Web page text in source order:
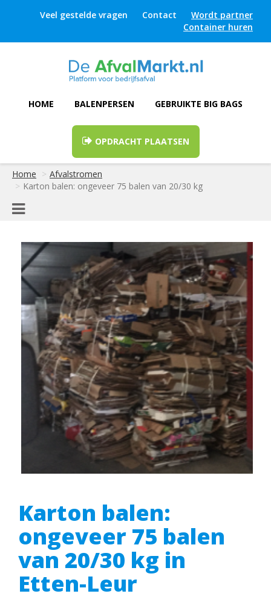
Veel gestelde vragen Contact
Wordt partner
Container huren
HOME BALENPERSEN GEBRUIKTE BIG BAGS
OPDRACHT PLAATSEN
Home
Afvalstromen
Karton balen: ongeveer 75 balen van 20/30 kg
Karton balen:
ongeveer 75 balen
van 20/30 kg in
Etten-Leur